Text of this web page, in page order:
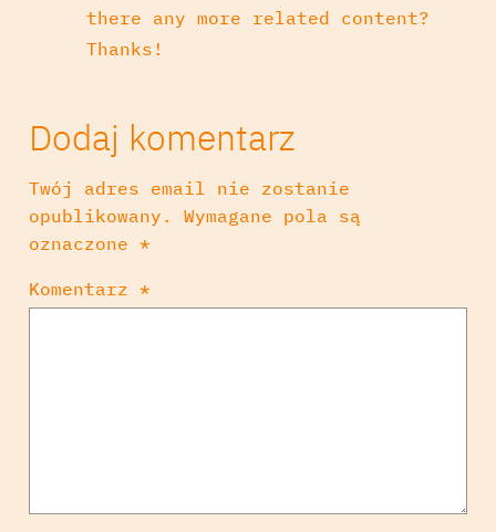
there any more related content?
Thanks!
Dodaj komentarz
Twój adres email nie zostanie
opublikowany.
Wymagane pola są
oznaczone *
Komentarz *